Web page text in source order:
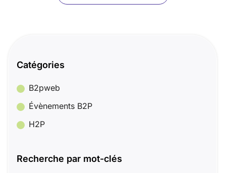
Catégories
B2pweb
Évènements B2P
H2P
Recherche par mot-clés